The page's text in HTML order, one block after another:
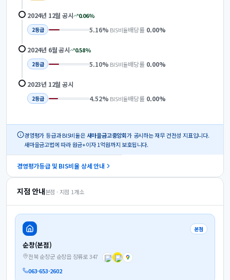
2024년 12월 공시 0.06%
2등급 5.16% BIS비율배당률 0.00%
2024년 6월공시 0.58%
2등급 5.10% BIS비율배당률 0.00%
2023년 12월 공시
2등급 4.52% BIS비율배당률 0.00%
경영평가 등급과 BIS비율은 새마을금고중앙회가 공시하는 재무 건전성 지표입니다.
새마을금고법에 따라 원금+이자 1억원까지 보호됩니다.
경영평가등급 및 BIS비율 상세 안내
지점 안내본점 · 지점 1개소
본점
순창(본점)
전북 순창군 순창읍 장류로 347
063-653-2602